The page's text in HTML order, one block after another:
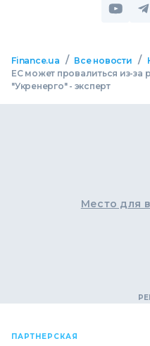
Finance.ua / Все новости /
ЕС может провалиться из-
"Укренерго" - эксперт
Место для
ПАРТНЕРСКАЯ